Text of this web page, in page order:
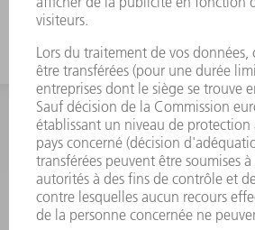
INFORMATION
Foire aux questions
Termes et conditions
CONTACT